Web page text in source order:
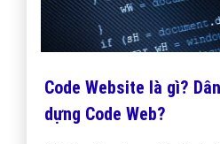
Code Website là gì?
dựng Code Web?